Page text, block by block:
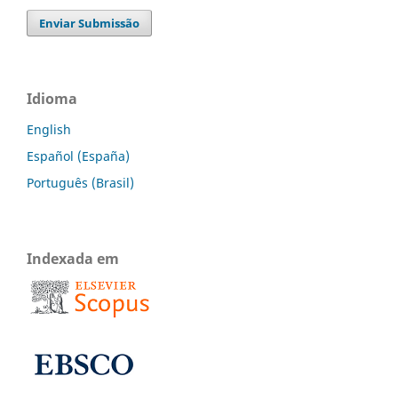
Enviar Submissão
Idioma
English
Español (España)
Português (Brasil)
Indexada em